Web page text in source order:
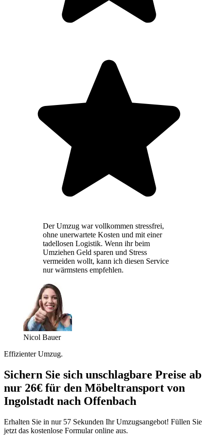
Der Umzug war vollkommen stressfrei,
ohne unerwartete Kosten und mit einer
tadellosen Logistik. Wenn ihr beim
Umziehen Geld sparen und Stress
vermeiden wollt, kann ich diesen Service
nur wärmstens empfehlen.
Nicol Bauer
Effizienter Umzug.
Sichern Sie sich unschlagbare Preise ab
nur 26€ für den Möbeltransport von
Ingolstadt nach Offenbach
Erhalten Sie in nur 57 Sekunden Ihr Umzugsangebot! Füllen Sie
jetzt das kostenlose Formular online aus.